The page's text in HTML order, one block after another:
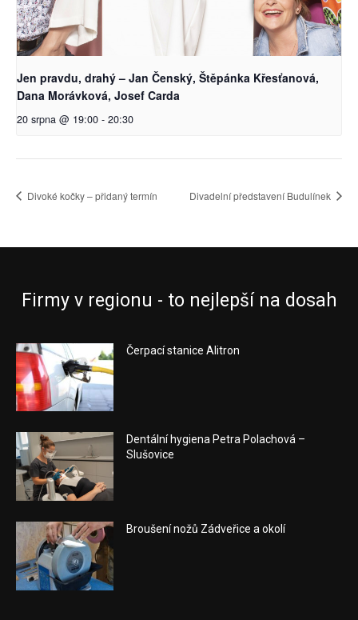
Jen pravdu, drahý – Jan Čenský, Štěpánka Křesťanová,
Dana Morávková, Josef Carda
20 srpna @ 19:00 - 20:30
Divoké kočky – přidaný termín Divadelní představení Budulínek
Firmy v regionu - to nejlepší na dosah
Čerpací stanice Alitron
Dentální hygiena Petra Polachová –
Slušovice
Broušení nožů Zádveřice a okolí